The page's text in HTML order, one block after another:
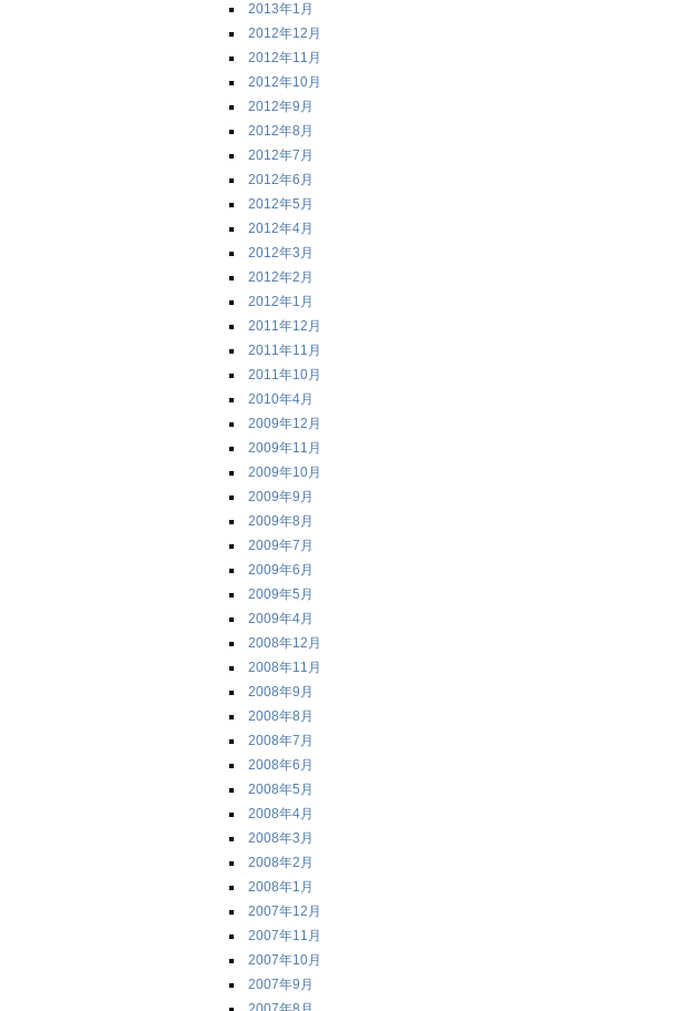
2013年1月
2012年12月
2012年11月
2012年10月
2012年9月
2012年8月
2012年7月
2012年6月
2012年5月
2012年4月
2012年3月
2012年2月
2012年1月
2011年12月
2011年11月
2011年10月
2010年4月
2009年12月
2009年11月
2009年10月
2009年9月
2009年8月
2009年7月
2009年6月
2009年5月
2009年4月
2008年12月
2008年11月
2008年9月
2008年8月
2008年7月
2008年6月
2008年5月
2008年4月
2008年3月
2008年2月
2008年1月
2007年12月
2007年11月
2007年10月
2007年9月